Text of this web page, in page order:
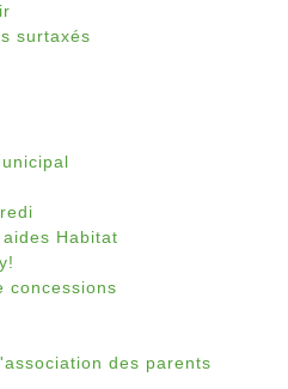
surtaxés
Habitat
concessions
des parents